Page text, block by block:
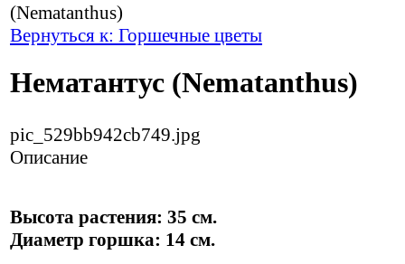
(Nematanthus)
Вернуться к: Горшечные цветы
Нематантус (Nematanthus)
pic_529bb942cb749.jpg
Описание
Высота растения: 35 см.
Диаметр горшка: 14 см.